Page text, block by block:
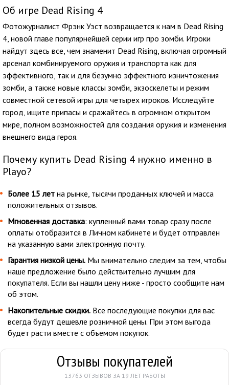
Об игре Dead Rising 4
Фотожурналист Фрэнк Уэст возвращается к нам в Dead Rising
4, новой главе популярнейшей серии игр про зомби. Игроки
найдут здесь все, чем знаменит Dead Rising, включая огромный
арсенал комбинируемого оружия и транспорта как для
эффективного, так и для безумно эффектного изничтожения
зомби, а также новые классы зомби, экзоскелеты и режим
совместной сетевой игры для четырех игроков. Исследуйте
город, ищите припасы и сражайтесь в огромном открытом
мире, полном возможностей для создания оружия и изменения
внешнего вида героя.
Почему купить Dead Rising 4 нужно именно в
Playo?
Более 15 лет на рынке, тысячи проданных ключей и масса
положительных отзывов.
Мгновенная доставка: купленный вами товар сразу после
оплаты отобразится в Личном кабинете и будет отправлен
на указанную вами электронную почту.
Гарантия низкой цены. Мы внимательно следим за тем, чтобы
наше предложение было действительно лучшим для
покупателя. Если вы нашли цену ниже - просто сообщите нам
об этом.
Накопительные скидки. Все последующие покупки для вас
всегда будут дешевле розничной цены. При этом выгода
будет расти вместе с объемом покупок.
Отзывы покупателей
13763 ОТЗЫВОВ ЗА 19 ЛЕТ РАБОТЫ